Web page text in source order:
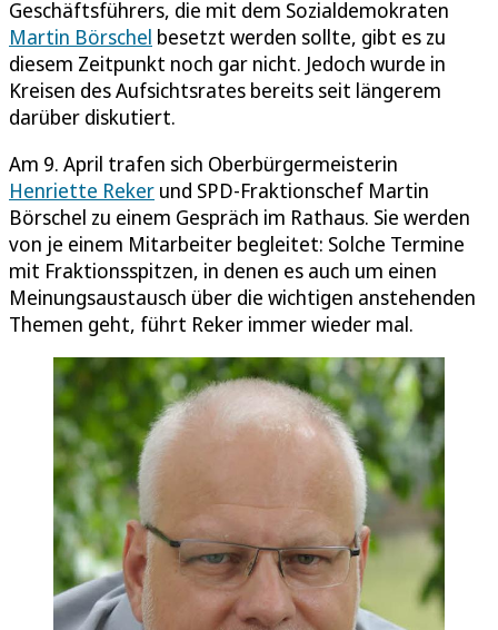
Geschäftsführers, die mit dem Sozialdemokraten
Martin Börschel besetzt werden sollte, gibt es zu
diesem Zeitpunkt noch gar nicht. Jedoch wurde in
Kreisen des Aufsichtsrates bereits seit längerem
darüber diskutiert.
Am 9. April trafen sich Oberbürgermeisterin
Henriette Reker und SPD-Fraktionschef Martin
Börschel zu einem Gespräch im Rathaus. Sie werden
von je einem Mitarbeiter begleitet: Solche Termine
mit Fraktionsspitzen, in denen es auch um einen
Meinungsaustausch über die wichtigen anstehenden
Themen geht, führt Reker immer wieder mal.